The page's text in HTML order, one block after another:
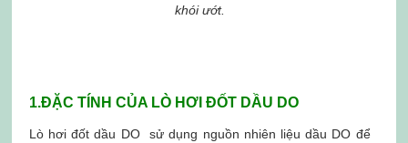
khói ướt.
1.ĐẶC TÍNH CỦA LÒ HƠI ĐỐT DẦU DO
Lò hơi đốt dầu DO sử dụng nguồn nhiên liệu dầu DO để